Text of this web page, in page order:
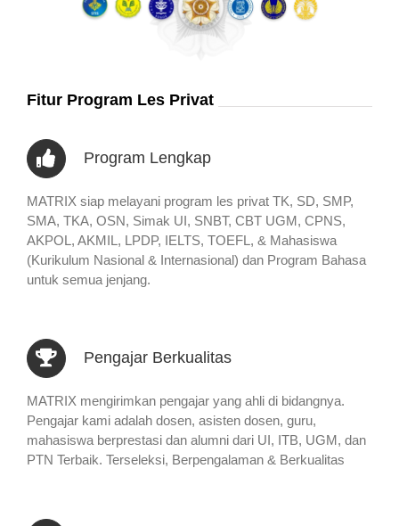
Fitur Program Les Privat
Program Lengkap
MATRIX siap melayani program les privat TK, SD, SMP,
SMA, TKA, OSN, Simak UI, SNBT, CBT UGM, CPNS,
AKPOL, AKMIL, LPDP, IELTS, TOEFL, & Mahasiswa
(Kurikulum Nasional & Internasional) dan Program Bahasa
untuk semua jenjang.
Pengajar Berkualitas
MATRIX mengirimkan pengajar yang ahli di bidangnya.
Pengajar kami adalah dosen, asisten dosen, guru,
mahasiswa berprestasi dan alumni dari UI, ITB, UGM, dan
PTN Terbaik. Terseleksi, Berpengalaman & Berkualitas